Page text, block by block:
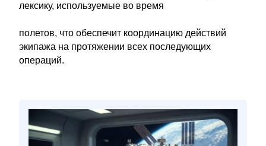
лексику, используемые во время
полетов, что обеспечит координацию действий
экипажа на протяжении всех последующих
операций.